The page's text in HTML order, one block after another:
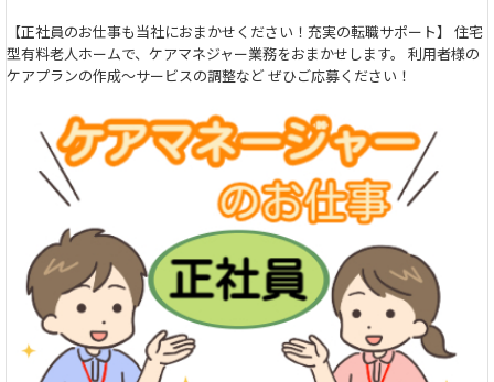
【正社員のお仕事も当社におまかせください！充実の転職サポート】 住宅
型有料老人ホームで、ケアマネジャー業務をおまかせします。 利用者様の
ケアプランの作成～サービスの調整など ぜひご応募ください！